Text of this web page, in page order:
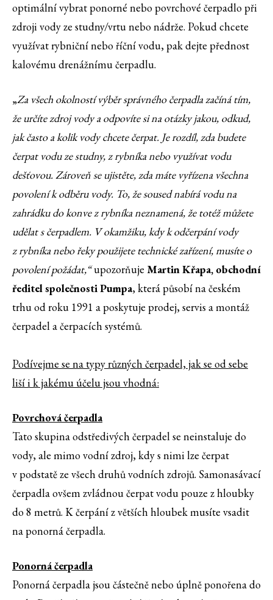
optimální vybrat ponorné nebo povrchové čerpadlo při
zdroji vody ze studny/vrtu nebo nádrže. Pokud chcete
využívat rybniční nebo říční vodu, pak dejte přednost
kalovému drenážnímu čerpadlu.
„Za všech okolností výběr správného čerpadla začíná tím,
že určíte zdroj vody a odpovíte si na otázky jakou, odkud,
jak často a kolik vody chcete čerpat. Je rozdíl, zda budete
čerpat vodu ze studny, z rybníka nebo využívat vodu
dešťovou. Zároveň se ujistěte, zda máte vyřízena všechna
povolení k odběru vody. To, že soused nabírá vodu na
zahrádku do konve z rybníka neznamená, že totéž můžete
udělat s čerpadlem. V okamžiku, kdy k odčerpání vody
z rybníka nebo řeky použijete technické zařízení, musíte o
povolení požádat,“upozorňuje Martin Křapa, obchodní
ředitel společnosti Pumpa, kterápůsobí na českém
trhu od roku 1991 a poskytuje prodej, servis a montáž
čerpadel a čerpacích systémů.
Podívejme se na typy různých čerpadel, jak se od sebe
liší i k jakému účelu jsou vhodná:
Povrchová čerpadla
Tato skupina odstředivých čerpadel se neinstaluje do
vody, ale mimo vodní zdroj, kdy s nimi lze čerpat
v podstatě ze všech druhů vodních zdrojů. Samonasávací
čerpadla ovšem zvládnou čerpat vodu pouze z hloubky
do 8 metrů. Kčerpání zvětších hloubek musíte vsadit
na ponorná čerpadla.
Ponorná čerpadla
Ponorná čerpadla jsou částečně nebo úplně ponořena do